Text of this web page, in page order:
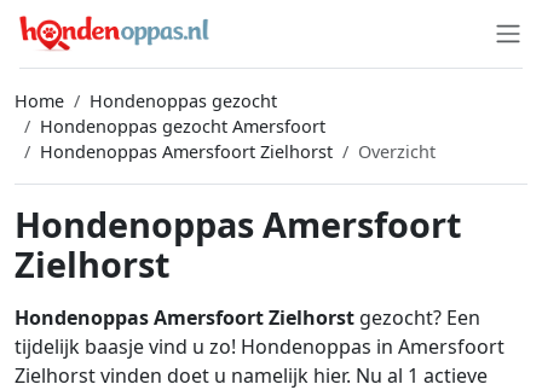
Home
Hondenoppas gezocht
Hondenoppas gezocht Amersfoort
Hondenoppas Amersfoort Zielhorst
Overzicht
Hondenoppas Amersfoort
Zielhorst
Hondenoppas Amersfoort Zielhorst gezocht? Een
tijdelijk baasje vind u zo! Hondenoppas in Amersfoort
Zielhorst vinden doet u namelijk hier. Nu al 1 actieve